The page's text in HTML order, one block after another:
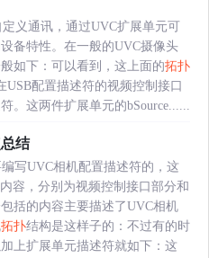
义通讯，通过UVC扩展单元可
备特性。在一般的UVC摄像头
如下：可以看到，这上面的拓扑
配置描述符的视频控制接口
。这两件扩展单元的bSource......
结
写UVC相机配置描述符的，这
容，分别为视频控制接口部分和
括的内容主要描述了UVC相机
拓扑结构是这样子的：不过有的时
上扩展单元描述符就如下：这